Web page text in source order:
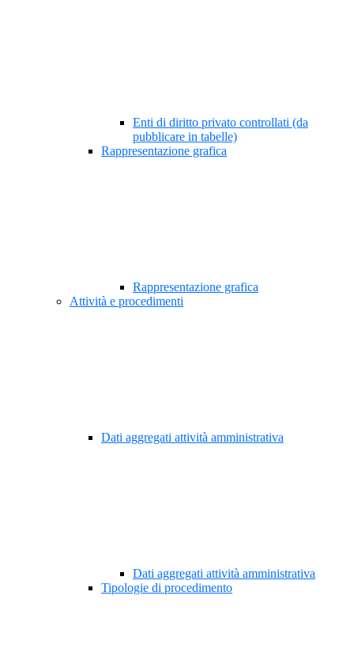
Enti di diritto privato controllati (da
pubblicare in tabelle)
Rappresentazione grafica
Rappresentazione grafica
Attività e procedimenti
Dati aggregati attività amministrativa
Dati aggregati attività amministrativa
Tipologie di procedimento